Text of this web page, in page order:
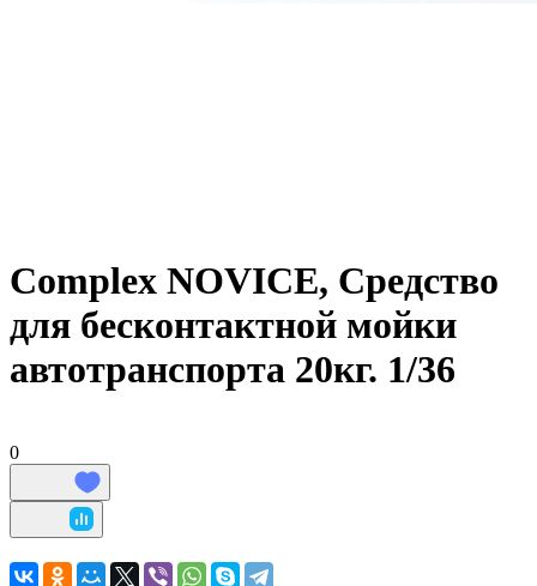
Complex NOVICE, Средство
для бесконтактной мойки
автотранспорта 20кг. 1/36
0